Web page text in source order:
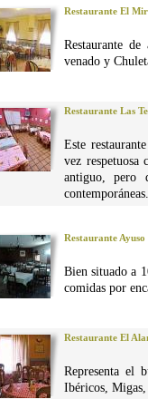
Restaurante El
Restaurante
venado y
Restaurante Las
Este
vez
antiguo, pero
contemporáneas.
Restaurante Ayuso
Bien situado a
comidas por
Restaurante El
Representa el
Ibéricos, Migas,